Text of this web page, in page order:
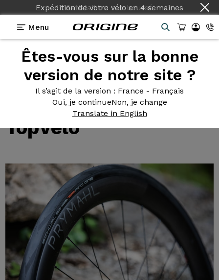
Expédition de votre véloen4 semaines
Menu
Êtes-vous sur la bonne
version de notre site ?
Il s’agit de la version : France - Français
Oui, je continueNon, je change
Translate in English
Tests des roues Prymahl >Essai des nouvelles
Essai desnouvelles
roues Prymahl par
TopVélo